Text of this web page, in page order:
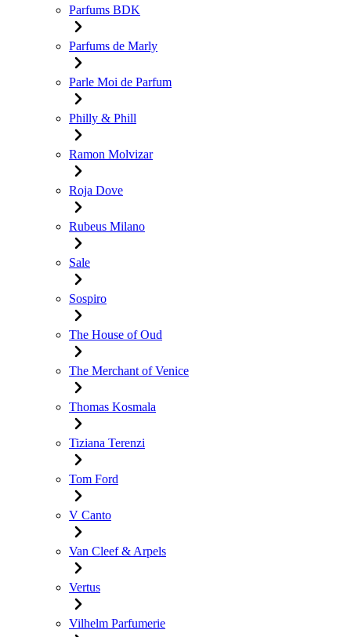
Parfums BDK
Parfums de Marly
Parle Moi de Parfum
Philly & Phill
Ramon Molvizar
Roja Dove
Rubeus Milano
Sale
Sospiro
The House of Oud
The Merchant of Venice
Thomas Kosmala
Tiziana Terenzi
Tom Ford
V Canto
Van Cleef & Arpels
Vertus
Vilhelm Parfumerie